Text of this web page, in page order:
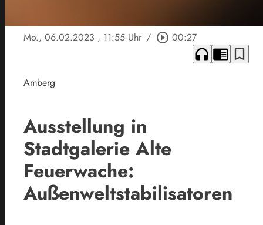
Mo., 06.02.2023 , 11:55 Uhr / play_circle_outline 00:27
headphones chrome_reader_mode bookmark_border
Amberg
Ausstellung in
Stadtgalerie Alte
Feuerwache:
Außenweltstabilisatoren